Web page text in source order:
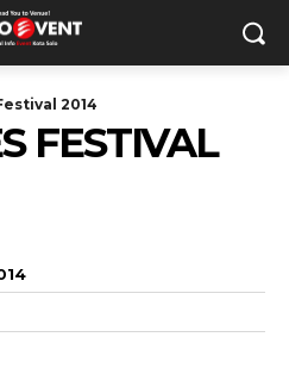
2014
FESTIVAL